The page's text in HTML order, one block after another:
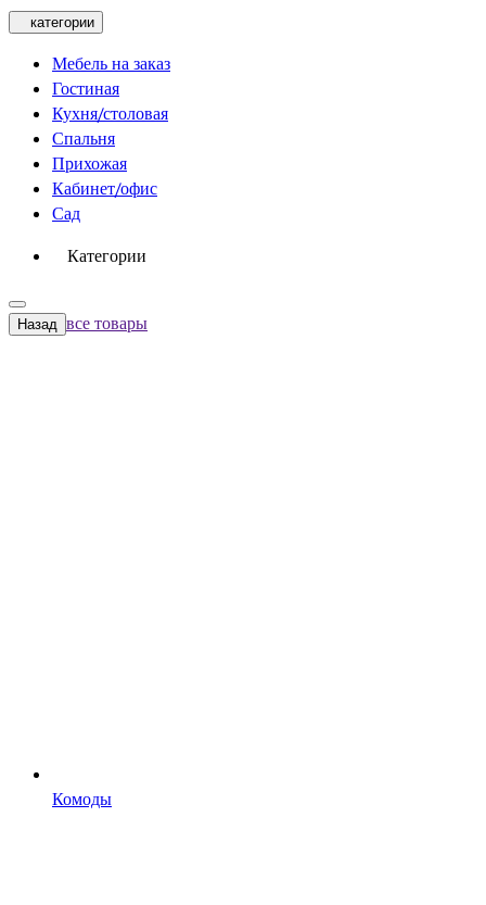
категории
Мебель на заказ
Гостиная
Кухня/столовая
Спальня
Прихожая
Кабинет/офис
Сад
Категории
Назад все товары
Комоды